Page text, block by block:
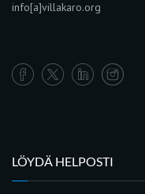
info[a]villakaro.org
LÖYDÄ HELPOSTI